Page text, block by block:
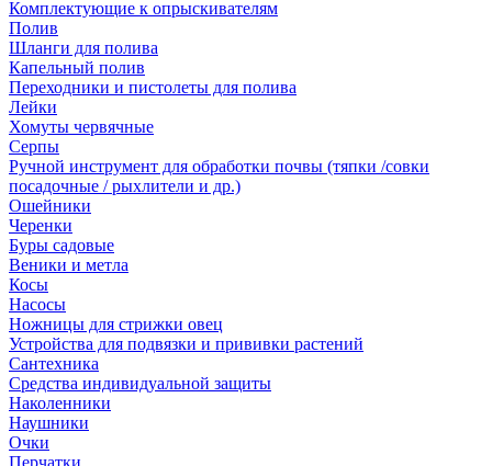
Комплектующие к опрыскивателям
Полив
Шланги для полива
Капельный полив
Переходники и пистолеты для полива
Лейки
Хомуты червячные
Серпы
Ручной инструмент для обработки почвы (тяпки /совки
посадочные / рыхлители и др.)
Ошейники
Черенки
Буры садовые
Веники и метла
Косы
Насосы
Ножницы для стрижки овец
Устройства для подвязки и прививки растений
Сантехника
Средства индивидуальной защиты
Наколенники
Наушники
Очки
Перчатки